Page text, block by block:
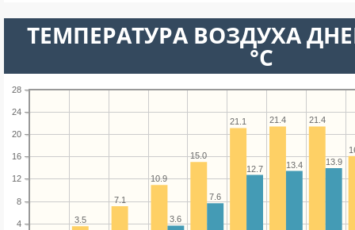
ТЕМПЕРАТУРА ВОЗДУХА
°C
4
8
12
16
20
24
28
21.4
21.4
21.1
15.0
10.9
7.1
3.5
13.9
13.4
12.7
7.6
3.6